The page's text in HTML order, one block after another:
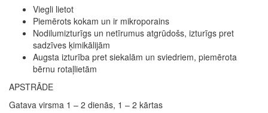
Viegli lietot
Piemērots kokam un ir mikroporains
Nodilumizturīgs un netīrumus atgrūdošs, izturīgs pret
sadzīves ķimikālijām
Augsta izturība pret siekalām un sviedriem, piemērota
bērnu rotaļlietām
APSTRĀDE
Gatava virsma 1 – 2 dienās, 1 – 2 kārtas